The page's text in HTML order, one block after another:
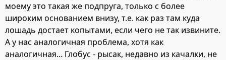
моему это такая же подпруга, только с более
широким основанием внизу, т.е. как раз там куда
лошадь достает копытами, если чего не так извините.
А у нас аналогичная проблема, хотя как
аналогичная... Глобус - рысак, недавно из качалки, не